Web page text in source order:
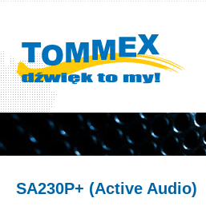
SA230P+ (Active Audio)